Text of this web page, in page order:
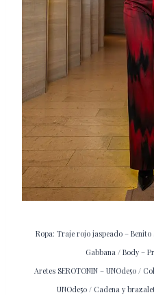
Ropa: Traje rojo jaspeado –
Gabbana / Body –
Aretes SEROTONIN – UNOde50 /
UNOde50 / Cadena y